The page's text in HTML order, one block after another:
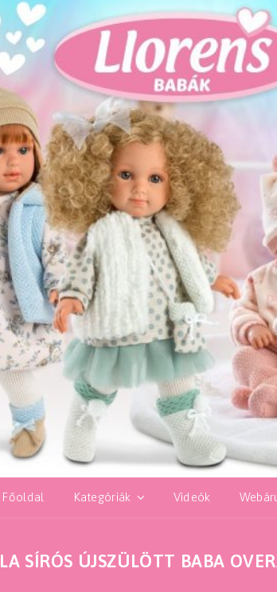
Főoldal Kategóriák Videók
SÍRÓS ÚJSZÜLÖTT BABA